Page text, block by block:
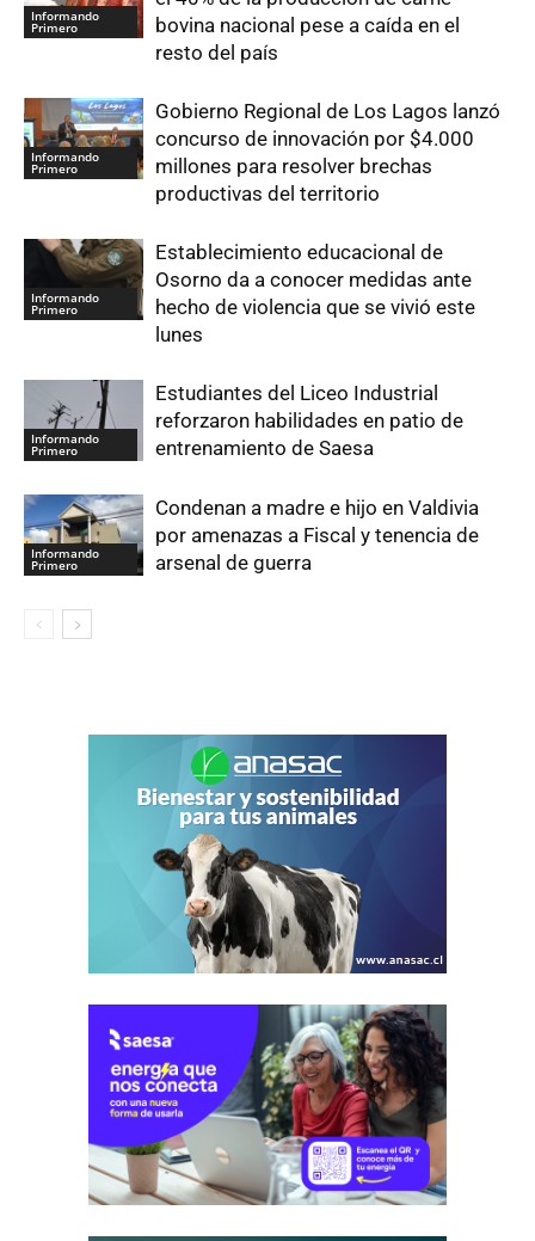
Informando
Primero
bovina nacional pese a caída en el
resto del país
Informando
Primero
Gobierno Regional de Los Lagos lanzó
concurso de innovación por $4.000
millones para resolver brechas
productivas del territorio
Informando
Primero
Establecimiento educacional de
Osorno da a conocer medidas ante
hecho de violencia que se vivió este
lunes
Informando
Primero
Estudiantes del Liceo Industrial
reforzaron habilidades en patio de
entrenamiento de Saesa
Informando
Primero
Condenan a madre e hijo en Valdivia
por amenazas a Fiscal y tenencia de
arsenal de guerra